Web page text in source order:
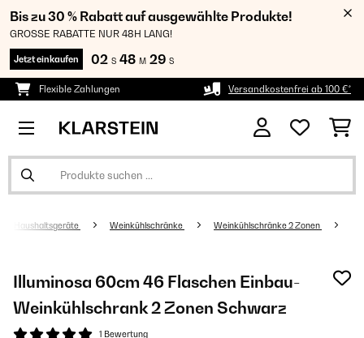
Bis zu 30 % Rabatt auf ausgewählte Produkte!
GROSSE RABATTE NUR 48H LANG!
Jetzt einkaufen 02 S 48 M 29 S
Flexible Zahlungen Versandkostenfrei ab 100 €*
Haushaltsgeräte Weinkühlschränke Weinkühlschränke 2 Zonen
Illuminosa 60cm 46 Flaschen Einbau-
Weinkühlschrank 2 Zonen Schwarz
1 Bewertung